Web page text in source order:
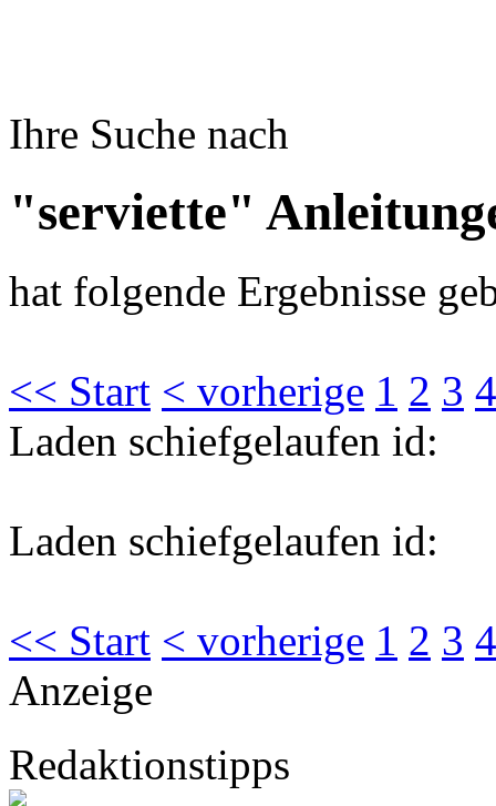
Ihre Suche nach
"serviette"
hat folgende Ergebnisse
<< Start < vorherige 1 2 3 4
Laden schiefgelaufen id:
Laden schiefgelaufen id:
<< Start < vorherige 1 2 3 4
Anzeige
Redaktionstipps